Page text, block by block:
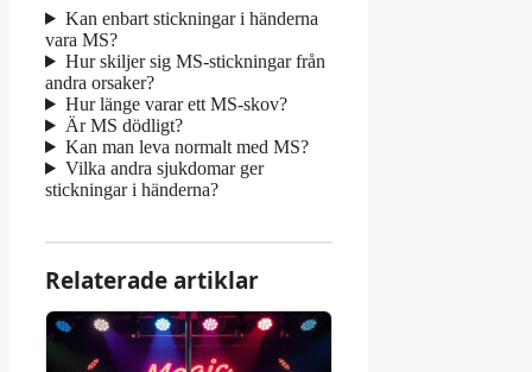
Kan enbart stickningar i händerna
vara MS?
Hur skiljer sig MS-stickningar från
andra orsaker?
Hur länge varar ett MS-skov?
Är MS dödligt?
Kan man leva normalt med MS?
Vilka andra sjukdomar ger
stickningar i händerna?
Relaterade artiklar